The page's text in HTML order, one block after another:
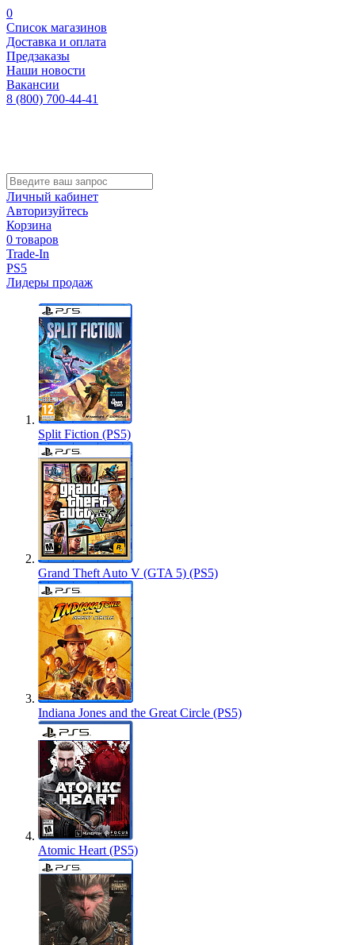
0
Список магазинов
Доставка и оплата
Предзаказы
Наши новости
Вакансии
8 (800) 700-44-41
Личный кабинет
Авторизуйтесь
Корзина
0 товаров
Trade-In
PS5
Лидеры продаж
Split Fiction (PS5)
Grand Theft Auto V (GTA 5) (PS5)
Indiana Jones and the Great Circle (PS5)
Atomic Heart (PS5)